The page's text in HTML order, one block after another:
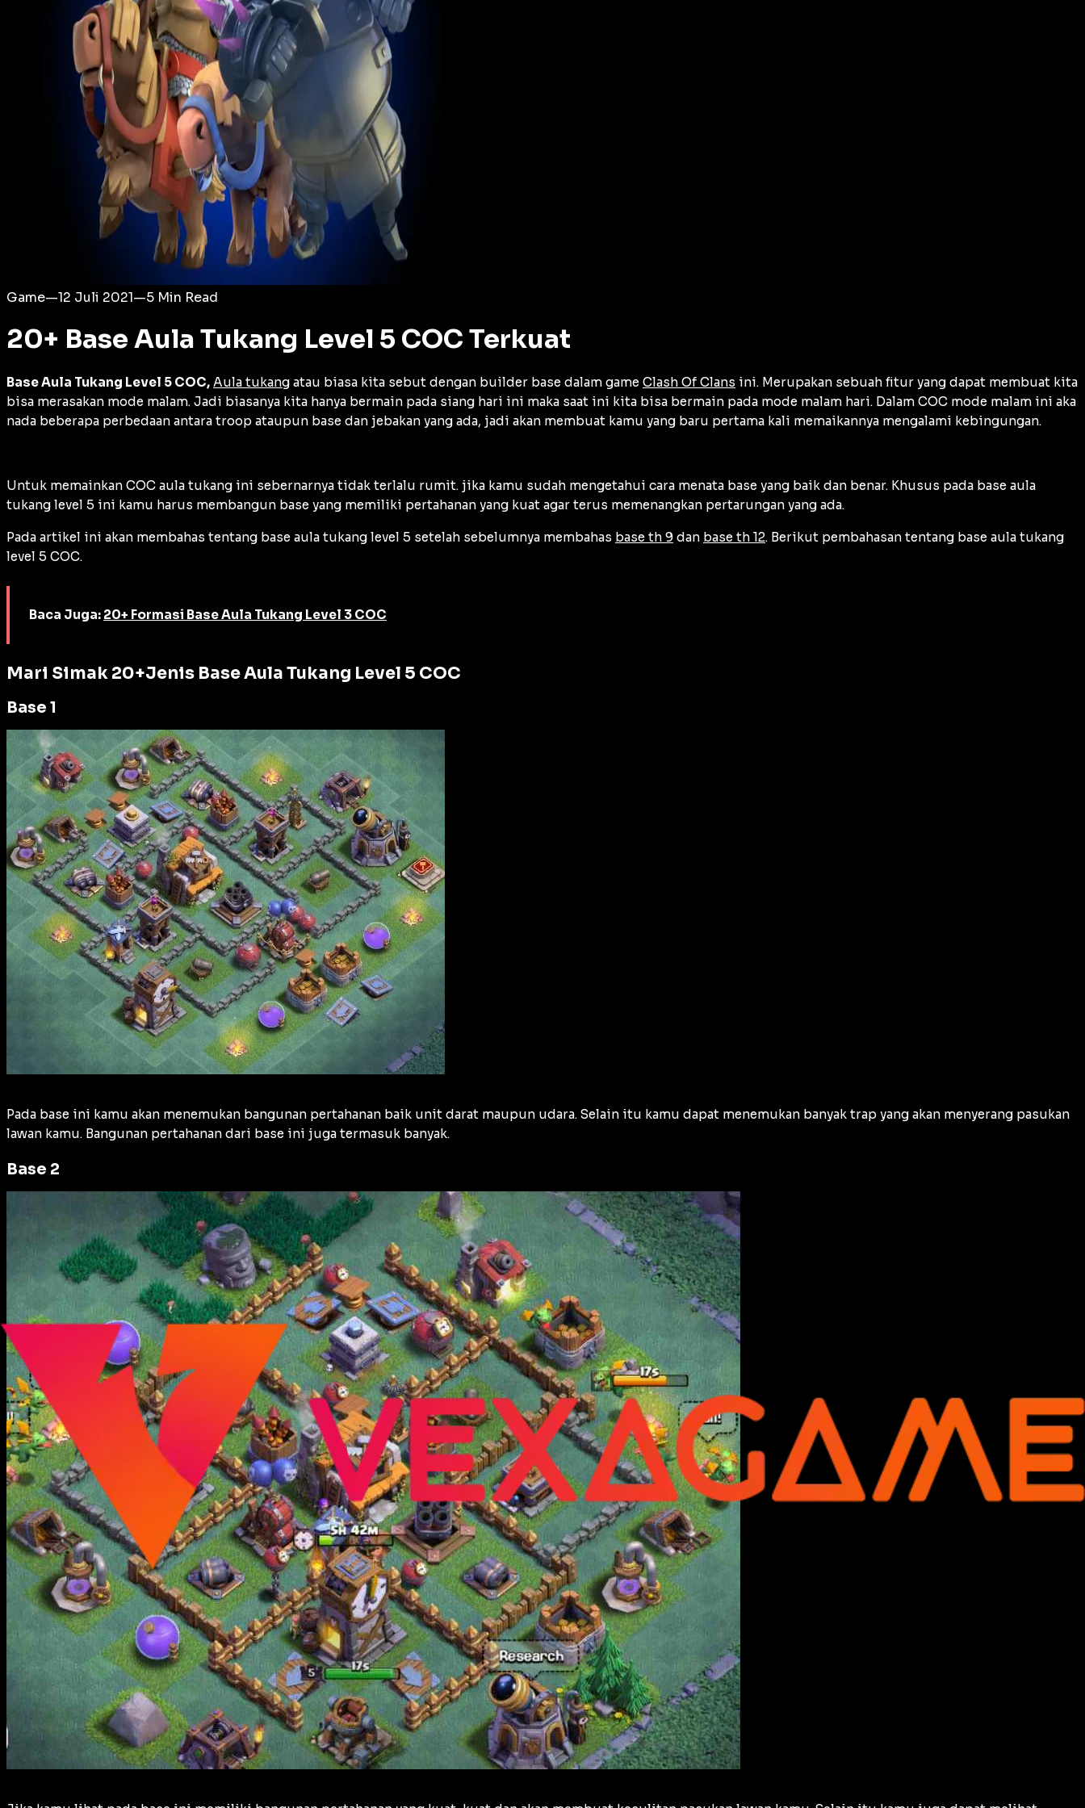
Game—12 Juli 2021—5 Min Read
20+ Base Aula Tukang Level 5 COC Terkuat
Base Aula Tukang Level 5 COC, Aula tukang atau biasa kita sebut dengan builder base dalam game Clash Of Clans ini. Merupakan sebuah fitur yang dapat membuat kita
bisa merasakan mode malam. Jadi biasanya kita hanya bermain pada siang hari ini maka saat ini kita bisa bermain pada mode malam hari. Dalam COC mode malam ini aka
nada beberapa perbedaan antara troop ataupun base dan jebakan yang ada, jadi akan membuat kamu yang baru pertama kali memaikannya mengalami kebingungan.
Untuk memainkan COC aula tukang ini sebernarnya tidak terlalu rumit. jika kamu sudah mengetahui cara menata base yang baik dan benar. Khusus pada base aula
tukang level 5 ini kamu harus membangun base yang memiliki pertahanan yang kuat agar terus memenangkan pertarungan yang ada.
Pada artikel ini akan membahas tentang base aula tukang level 5 setelah sebelumnya membahas base th 9 dan base th 12. Berikut pembahasan tentang base aula tukang
level 5 COC.
Baca Juga: 20+ Formasi Base Aula Tukang Level 3 COC
Mari Simak 20+Jenis Base Aula Tukang Level 5 COC
Base 1
Pada base ini kamu akan menemukan bangunan pertahanan baik unit darat maupun udara. Selain itu kamu dapat menemukan banyak trap yang akan menyerang pasukan
lawan kamu. Bangunan pertahanan dari base ini juga termasuk banyak.
Base 2